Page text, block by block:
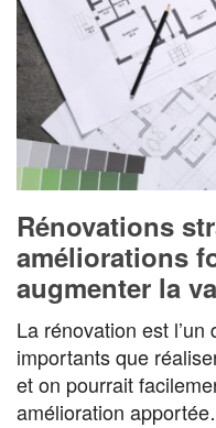
Rénovations
améliorations
augmenter la
La rénovation est
importants que
et on pourrait
amélioration